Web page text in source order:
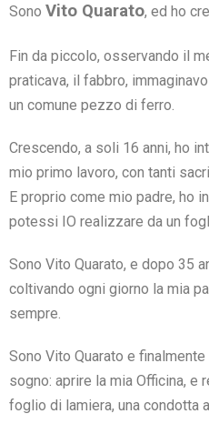
Sono Vito Quarato, ed ho
Fin da piccolo, osservando il
praticava, il fabbro,
un comune pezzo di ferro.
Crescendo, a soli 16 anni, ho
mio primo lavoro, con tanti
E proprio come mio padre, ho
potessi IO realizzare da un
Sono Vito Quarato, e dopo 35
coltivando ogni giorno la mia
sempre.
Sono Vito Quarato e
sogno: aprire la mia Officina, e
foglio di lamiera, una condotta